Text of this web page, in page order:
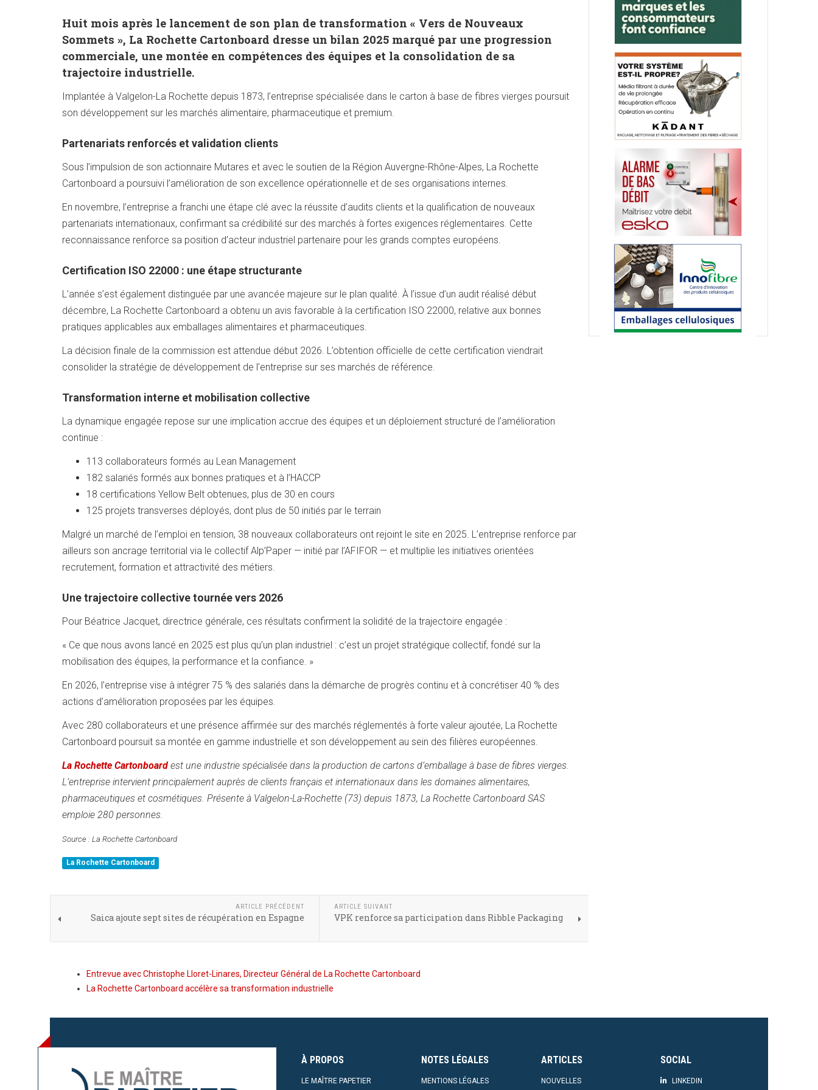
Huit mois après le lancement de son plan de transformation « Vers de Nouveaux
Sommets », La Rochette Cartonboard dresse un bilan 2025 marqué par une progression
commerciale, une montée en compétences des équipes et la consolidation de sa
trajectoire industrielle.
Implantée à Valgelon-La Rochette depuis 1873, l’entreprise spécialisée dans le carton à base de fibres vierges poursuit
son développement sur les marchés alimentaire, pharmaceutique et premium.
Partenariats renforcés et validation clients
Sous l’impulsion de son actionnaire Mutares et avec le soutien de la Région Auvergne-Rhône-Alpes, La Rochette
Cartonboard a poursuivi l’amélioration de son excellence opérationnelle et de ses organisations internes.
En novembre, l’entreprise a franchi une étape clé avec la réussite d’audits clients et la qualification de nouveaux
partenariats internationaux, confirmant sa crédibilité sur des marchés à fortes exigences réglementaires. Cette
reconnaissance renforce sa position d’acteur industriel partenaire pour les grands comptes européens.
Certification ISO 22000 : une étape structurante
L’année s’est également distinguée par une avancée majeure sur le plan qualité. À l’issue d’un audit réalisé début
décembre, La Rochette Cartonboard a obtenu un avis favorable à la certification ISO 22000, relative aux bonnes
pratiques applicables aux emballages alimentaires et pharmaceutiques.
La décision finale de la commission est attendue début 2026. L’obtention officielle de cette certification viendrait
consolider la stratégie de développement de l’entreprise sur ses marchés de référence.
Transformation interne et mobilisation collective
La dynamique engagée repose sur une implication accrue des équipes et un déploiement structuré de l’amélioration
continue :
113 collaborateurs formés au Lean Management
182 salariés formés aux bonnes pratiques et à l’HACCP
18 certifications Yellow Belt obtenues, plus de 30 en cours
125 projets transverses déployés, dont plus de 50 initiés par le terrain
Malgré un marché de l’emploi en tension, 38 nouveaux collaborateurs ont rejoint le site en 2025. L’entreprise renforce par
ailleurs son ancrage territorial via le collectif Alp’Paper — initié par l’AFIFOR — et multiplie les initiatives orientées
recrutement, formation et attractivité des métiers.
Une trajectoire collective tournée vers 2026
Pour Béatrice Jacquet, directrice générale, ces résultats confirment la solidité de la trajectoire engagée :
« Ce que nous avons lancé en 2025 est plus qu’un plan industriel : c’est un projet stratégique collectif, fondé sur la
mobilisation des équipes, la performance et la confiance. »
En 2026, l’entreprise vise à intégrer 75 % des salariés dans la démarche de progrès continu et à concrétiser 40 % des
actions d’amélioration proposées par les équipes.
Avec 280 collaborateurs et une présence affirmée sur des marchés réglementés à forte valeur ajoutée, La Rochette
Cartonboard poursuit sa montée en gamme industrielle et son développement au sein des filières européennes.
La Rochette Cartonboard est une industrie spécialisée dans la production de cartons d’emballage à base de fibres vierges.
L’entreprise intervient principalement auprès de clients français et internationaux dans les domaines alimentaires,
pharmaceutiques et cosmétiques. Présente à Valgelon-La-Rochette (73) depuis 1873, La Rochette Cartonboard SAS
emploie 280 personnes.
Source : La Rochette Cartonboard
La Rochette Cartonboard
ARTICLE PRÉCÉDENT
Saica ajoute sept sites de récupération en Espagne
ARTICLE SUIVANT
VPK renforce sa participation dans Ribble Packaging
Entrevue avec Christophe Lloret-Linares, Directeur Général de La Rochette Cartonboard
La Rochette Cartonboard accélère sa transformation industrielle
À PROPOS
LE MAÎTRE PAPETIER
NOTES LÉGALES
MENTIONS LÉGALES
ARTICLES
NOUVELLES
SOCIAL
LINKEDIN